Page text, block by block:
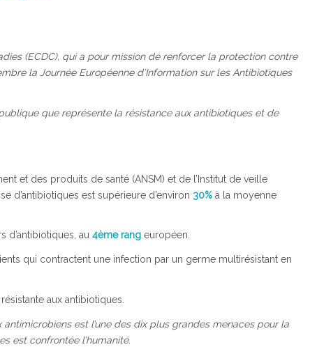
(ECDC), qui a pour mission de renforcer la protection contre
la Journée Européenne d’Information sur les Antibiotiques
que représente la résistance aux antibiotiques et de
et des produits de santé (ANSM) et de l’Institut de veille
d’antibiotiques est supérieure d’environ 30% à la moyenne
d’antibiotiques, au 4ème rang européen.
qui contractent une infection par un germe multirésistant en
aux antibiotiques.
est l’une des dix plus grandes menaces pour la
est confrontée l’humanité.